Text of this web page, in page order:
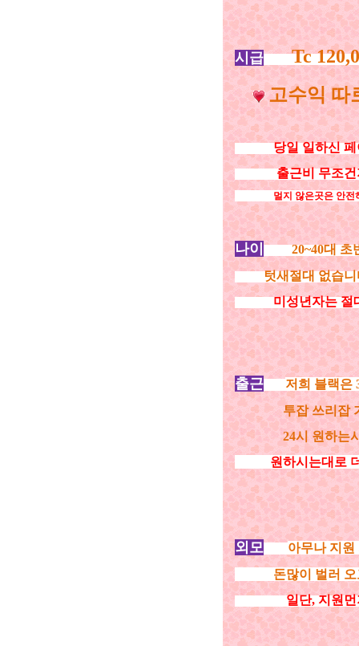
시급
Tc
고수익 따
당일 일하신
출근비 무조건지
멀지 않은곳은 안전하
나이
20~40대 초
텃새절대 없습니다
미성년자는 절
출근
저희 블랙은
투잡 쓰리잡 가능
24시 원하는시간
원하시는대로
외모
아무나 지
돈많이 벌러
일단, 지원